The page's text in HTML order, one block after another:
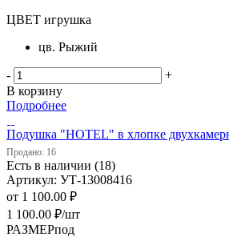
ЦВЕТ игрушка
цв. Рыжий
-
+
В корзину
Подробнее
Подушка "HOTEL" в хлопке
Продано: 16
Есть в наличии (18)
Артикул: УТ-13008416
от 1 100.00 ₽
1 100.00 ₽/шт
РАЗМЕРпод